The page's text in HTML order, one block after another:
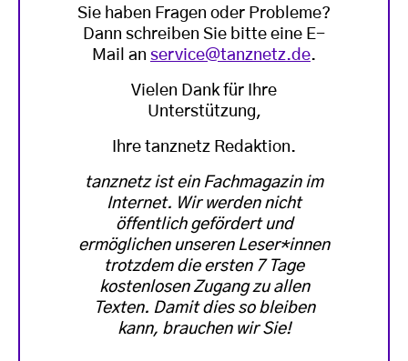
Sie haben Fragen oder Probleme?
Dann schreiben Sie bitte eine E-
Mail an service@tanznetz.de.
Vielen Dank für Ihre
Unterstützung,
Ihre tanznetz Redaktion.
tanznetz ist ein Fachmagazin im
Internet. Wir werden nicht
öffentlich gefördert und
ermöglichen unseren Leser*innen
trotzdem die ersten 7 Tage
kostenlosen Zugang zu allen
Texten. Damit dies so bleiben
kann, brauchen wir Sie!